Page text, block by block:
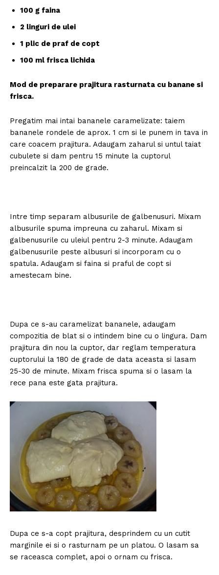
100 g faina
2 linguri de ulei
1 plic de praf de copt
100 ml frisca lichida
Mod de preparare prajitura rasturnata cu banane si
frisca.
Pregatim mai intai bananele caramelizate: taiem
bananele rondele de aprox. 1 cm si le punem in tava in
care coacem prajitura. Adaugam zaharul si untul taiat
cubulete si dam pentru 15 minute la cuptorul
preincalzit la 200 de grade.
Intre timp separam albusurile de galbenusuri. Mixam
albusurile spuma impreuna cu zaharul. Mixam si
galbenusurile cu uleiul pentru 2-3 minute. Adaugam
galbenusurile peste albusuri si incorporam cu o
spatula. Adaugam si faina si praful de copt si
amestecam bine.
Dupa ce s-au caramelizat bananele, adaugam
compozitia de blat si o intindem bine cu o lingura. Dam
prajitura din nou la cuptor, dar reglam temperatura
cuptorului la 180 de grade de data aceasta si lasam
25-30 de minute. Mixam frisca spuma si o lasam la
rece pana este gata prajitura.
Dupa ce s-a copt prajitura, desprindem cu un cutit
marginile ei si o rasturnam pe un platou. O lasam sa
se raceasca complet, apoi o ornam cu frisca.